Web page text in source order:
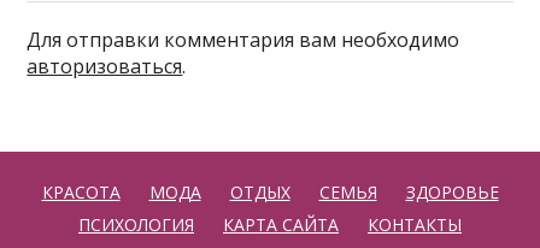
Для отправки комментария вам необходимо
авторизоваться.
КРАСОТА МОДА ОТДЫХ СЕМЬЯ
ЗДОРОВЬЕ
ПСИХОЛОГИЯ
КАРТА САЙТА КОНТАКТЫ